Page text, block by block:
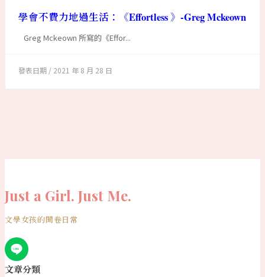
學會不費力地過生活：《Effortless 》-Greg Mckeown
Greg Mckeown 所寫的《Effor...
2021 年 8 月 28 日
Just a Girl. Just Me.
文學女孩的開卷日常
文章分類